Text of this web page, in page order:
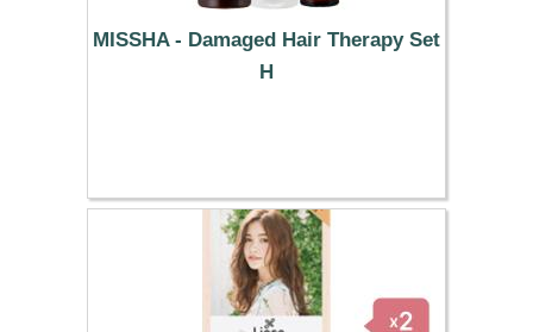
MISSHA - Damaged Hair Therapy Set
H